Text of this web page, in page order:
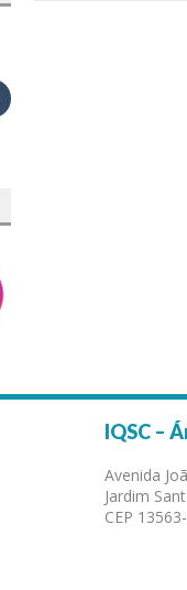
IQSC –
Avenida
Jardim
CEP